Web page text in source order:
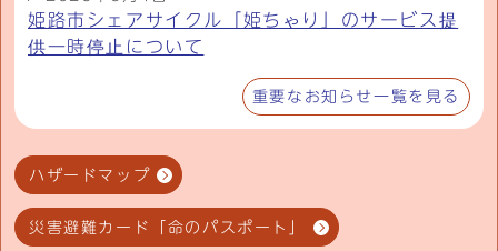
姫路市シェアサイクル「姫ちゃり」のサービス提
供一時停止について
重要なお知らせ一覧を見る
ハザードマップ
災害避難カード「命のパスポート」